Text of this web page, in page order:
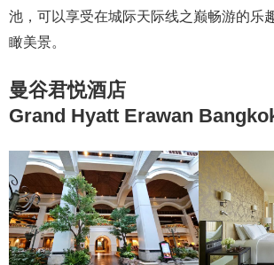
池，可以享受在城际天际线之巅畅游的乐
瞰美景。
曼谷君悦酒店
Grand Hyatt Erawan